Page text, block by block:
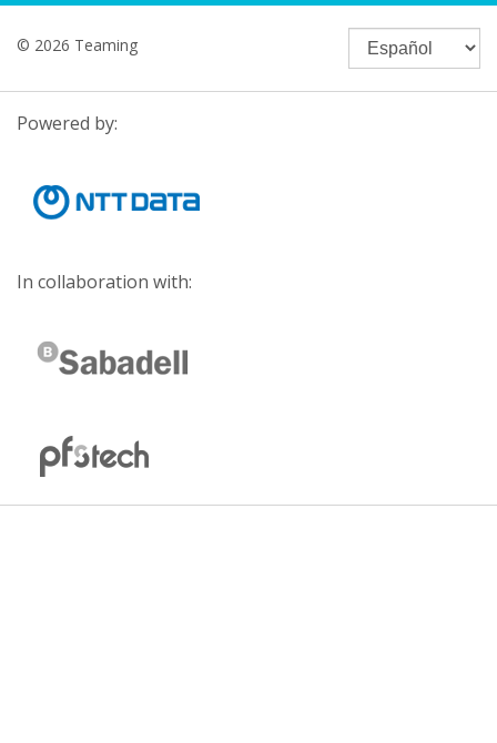
© 2026 Teaming
Powered by:
In collaboration with: